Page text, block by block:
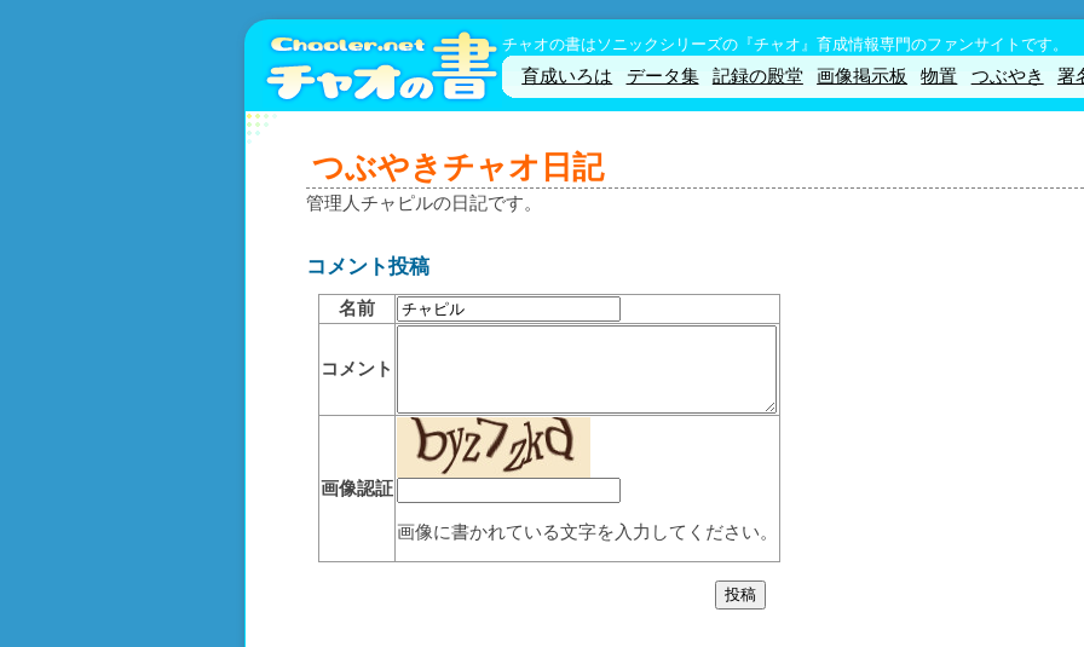
チャオの書はソニックシリーズの『チャオ』育成情報専門のファンサイトです。
育成いろは データ集 記録の殿堂 画像掲示板 物置 つぶやき 署
つぶやきチャオ日記
管理人チャピルの日記です。
コメント投稿
名前
コメント
画像認証
画像に書かれている文字を入力してください。